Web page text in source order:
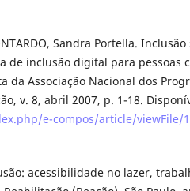
Sandra Portella.
de inclusão digital para pessoas
da Associação Nacional dos
v. 8, abril 2007, p. 1-18.
e-compos/article/viewFile/
acessibilidade no lazer,